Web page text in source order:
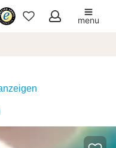
Meine
menu